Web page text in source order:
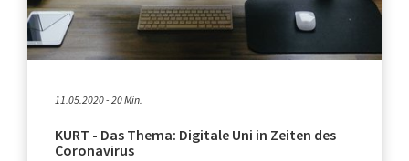
11.05.2020 - 20 Min.
KURT - Das Thema: Digitale Uni in Zeiten des
Coronavirus